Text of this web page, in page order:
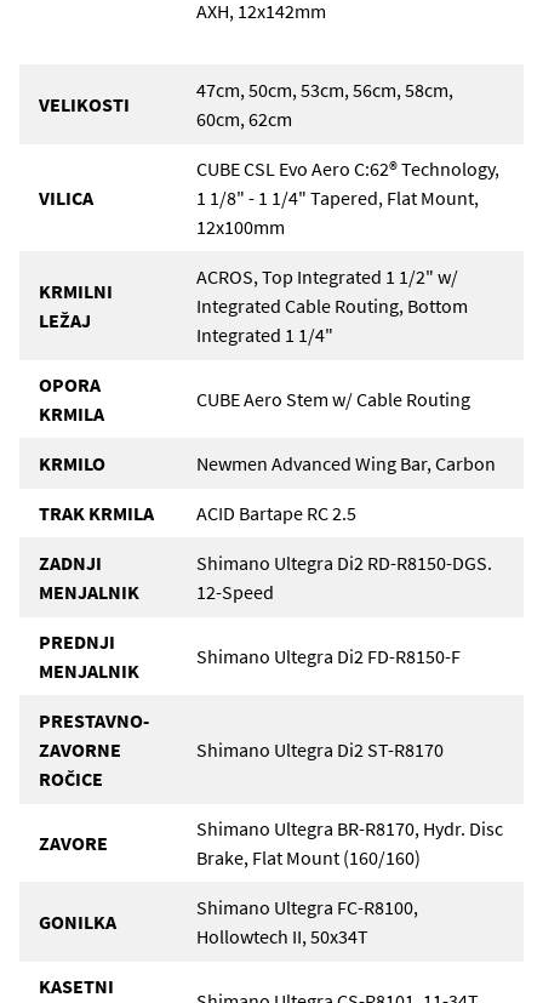
AXH, 12x142mm
VELIKOSTI
47cm, 50cm, 53cm, 56cm, 58cm,
60cm, 62cm
VILICA
CUBE CSL Evo Aero C:62® Technology,
1 1/8" - 1 1/4" Tapered, Flat Mount,
12x100mm
KRMILNI
LEŽAJ
ACROS, Top Integrated 1 1/2" w/
Integrated Cable Routing, Bottom
Integrated 1 1/4"
OPORA
KRMILA
CUBE Aero Stem w/ Cable Routing
KRMILO Newmen Advanced Wing Bar, Carbon
TRAK KRMILA ACID Bartape RC 2.5
ZADNJI
MENJALNIK
Shimano Ultegra Di2 RD-R8150-DGS.
12-Speed
PREDNJI
MENJALNIK
Shimano Ultegra Di2 FD-R8150-F
PRESTAVNO-
ZAVORNE
ROČICE
Shimano Ultegra Di2 ST-R8170
ZAVORE
Shimano Ultegra BR-R8170, Hydr. Disc
Brake, Flat Mount (160/160)
GONILKA
Shimano Ultegra FC-R8100,
Hollowtech II, 50x34T
KASETNI